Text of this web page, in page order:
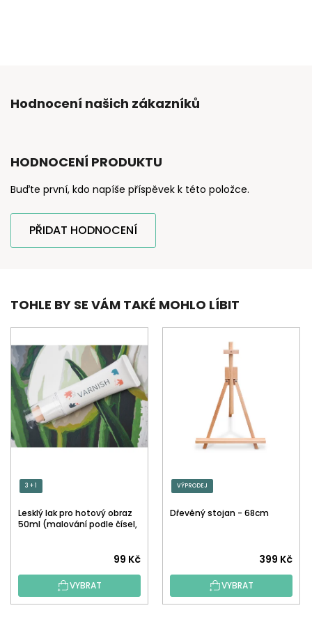
Hodnocení našich zákazníků
HODNOCENÍ PRODUKTU
Buďte první, kdo napíše příspěvek k této položce.
PŘIDAT HODNOCENÍ
TOHLE BY SE VÁM TAKÉ MOHLO LÍBIT
3 + 1
Lesklý lak pro hotový obraz
50ml (malování podle čísel,
hodnocení
produktu
je
99 Kč
VYBRAT
VÝPRODEJ
Dřevěný stojan - 68cm
399 Kč
VYBRAT